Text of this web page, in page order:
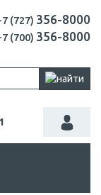
(727) 356-8000
(700) 356-8000
1